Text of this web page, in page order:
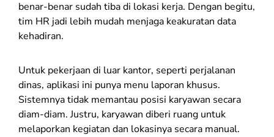
benar-benar sudah tiba di lokasi kerja. Dengan begitu,
tim HR jadi lebih mudah menjaga keakuratan data
kehadiran.
Untuk pekerjaan di luar kantor, seperti perjalanan
dinas, aplikasi ini punya menu laporan khusus.
Sistemnya tidak memantau posisi karyawan secara
diam-diam. Justru, karyawan diberi ruang untuk
melaporkan kegiatan dan lokasinya secara manual.